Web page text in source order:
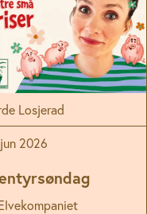
Losjerad
2026